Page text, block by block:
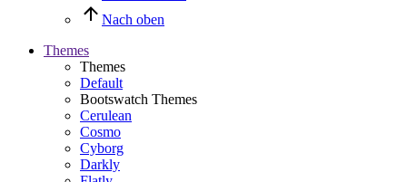
Nach oben
Themes
Themes
Default
Bootswatch Themes
Cerulean
Cosmo
Cyborg
Darkly